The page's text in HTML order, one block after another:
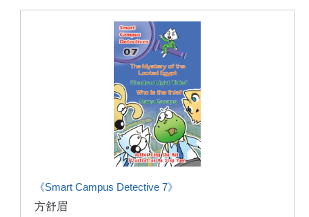
《Smart Campus Detective 7》
方舒眉